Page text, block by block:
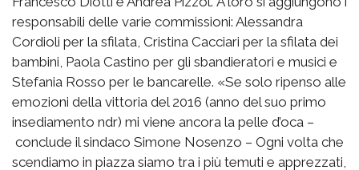
responsabili delle varie commissioni: Alessandra
Cordioli per la sfilata, Cristina Cacciari per la sfilata dei
bambini, Paola Castino per gli sbandieratori e musici e
Stefania Rosso per le bancarelle. «Se solo ripenso alle
emozioni della vittoria del 2016 (anno del suo primo
insediamento ndr) mi viene ancora la pelle d’oca –
conclude il sindaco Simone Nosenzo – Ogni volta che
scendiamo in piazza siamo tra i più temuti e apprezzati,